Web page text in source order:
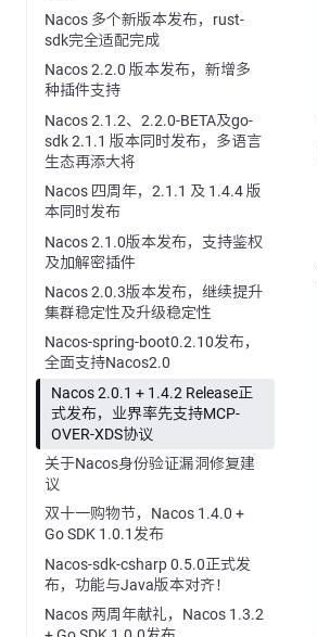
Nacos 多个新版本发布，rust-
sdk完全适配完成
Nacos 2.2.0 版本发布，新增多
种插件支持
Nacos 2.1.2、2.2.0-BETA及go-
sdk 2.1.1 版本同时发布，多语言
生态再添大将
Nacos 四周年，2.1.1 及 1.4.4 版
本同时发布
Nacos 2.1.0版本发布，支持鉴权
及加解密插件
Nacos 2.0.3版本发布，继续提升
集群稳定性及升级稳定性
Nacos-spring-boot0.2.10发布，
全面支持Nacos2.0
Nacos 2.0.1 + 1.4.2 Release正
式发布，业界率先支持MCP-
OVER-XDS协议
关于Nacos身份验证漏洞修复建
议
双十一购物节，Nacos 1.4.0 +
Go SDK 1.0.1发布
Nacos-sdk-csharp 0.5.0正式发
布，功能与Java版本对齐！
Nacos 两周年献礼，Nacos 1.3.2